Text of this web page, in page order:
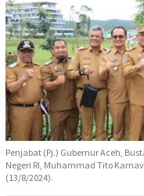
Penjabat (Pj.) Gubernur Aceh,
Negeri RI, Muhammad Tito
(13/8/2024).